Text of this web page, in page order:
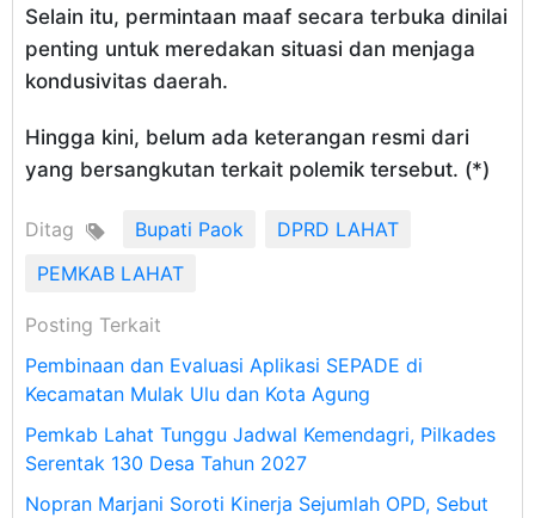
Selain itu, permintaan maaf secara terbuka dinilai
penting untuk meredakan situasi dan menjaga
kondusivitas daerah.
Hingga kini, belum ada keterangan resmi dari
yang bersangkutan terkait polemik tersebut. (*)
Ditag Bupati Paok
DPRD LAHAT
PEMKAB LAHAT
Posting Terkait
Pembinaan dan Evaluasi Aplikasi SEPADE di
Kecamatan Mulak Ulu dan Kota Agung
Pemkab Lahat Tunggu Jadwal Kemendagri, Pilkades
Serentak 130 Desa Tahun 2027
Nopran Marjani Soroti Kinerja Sejumlah OPD, Sebut